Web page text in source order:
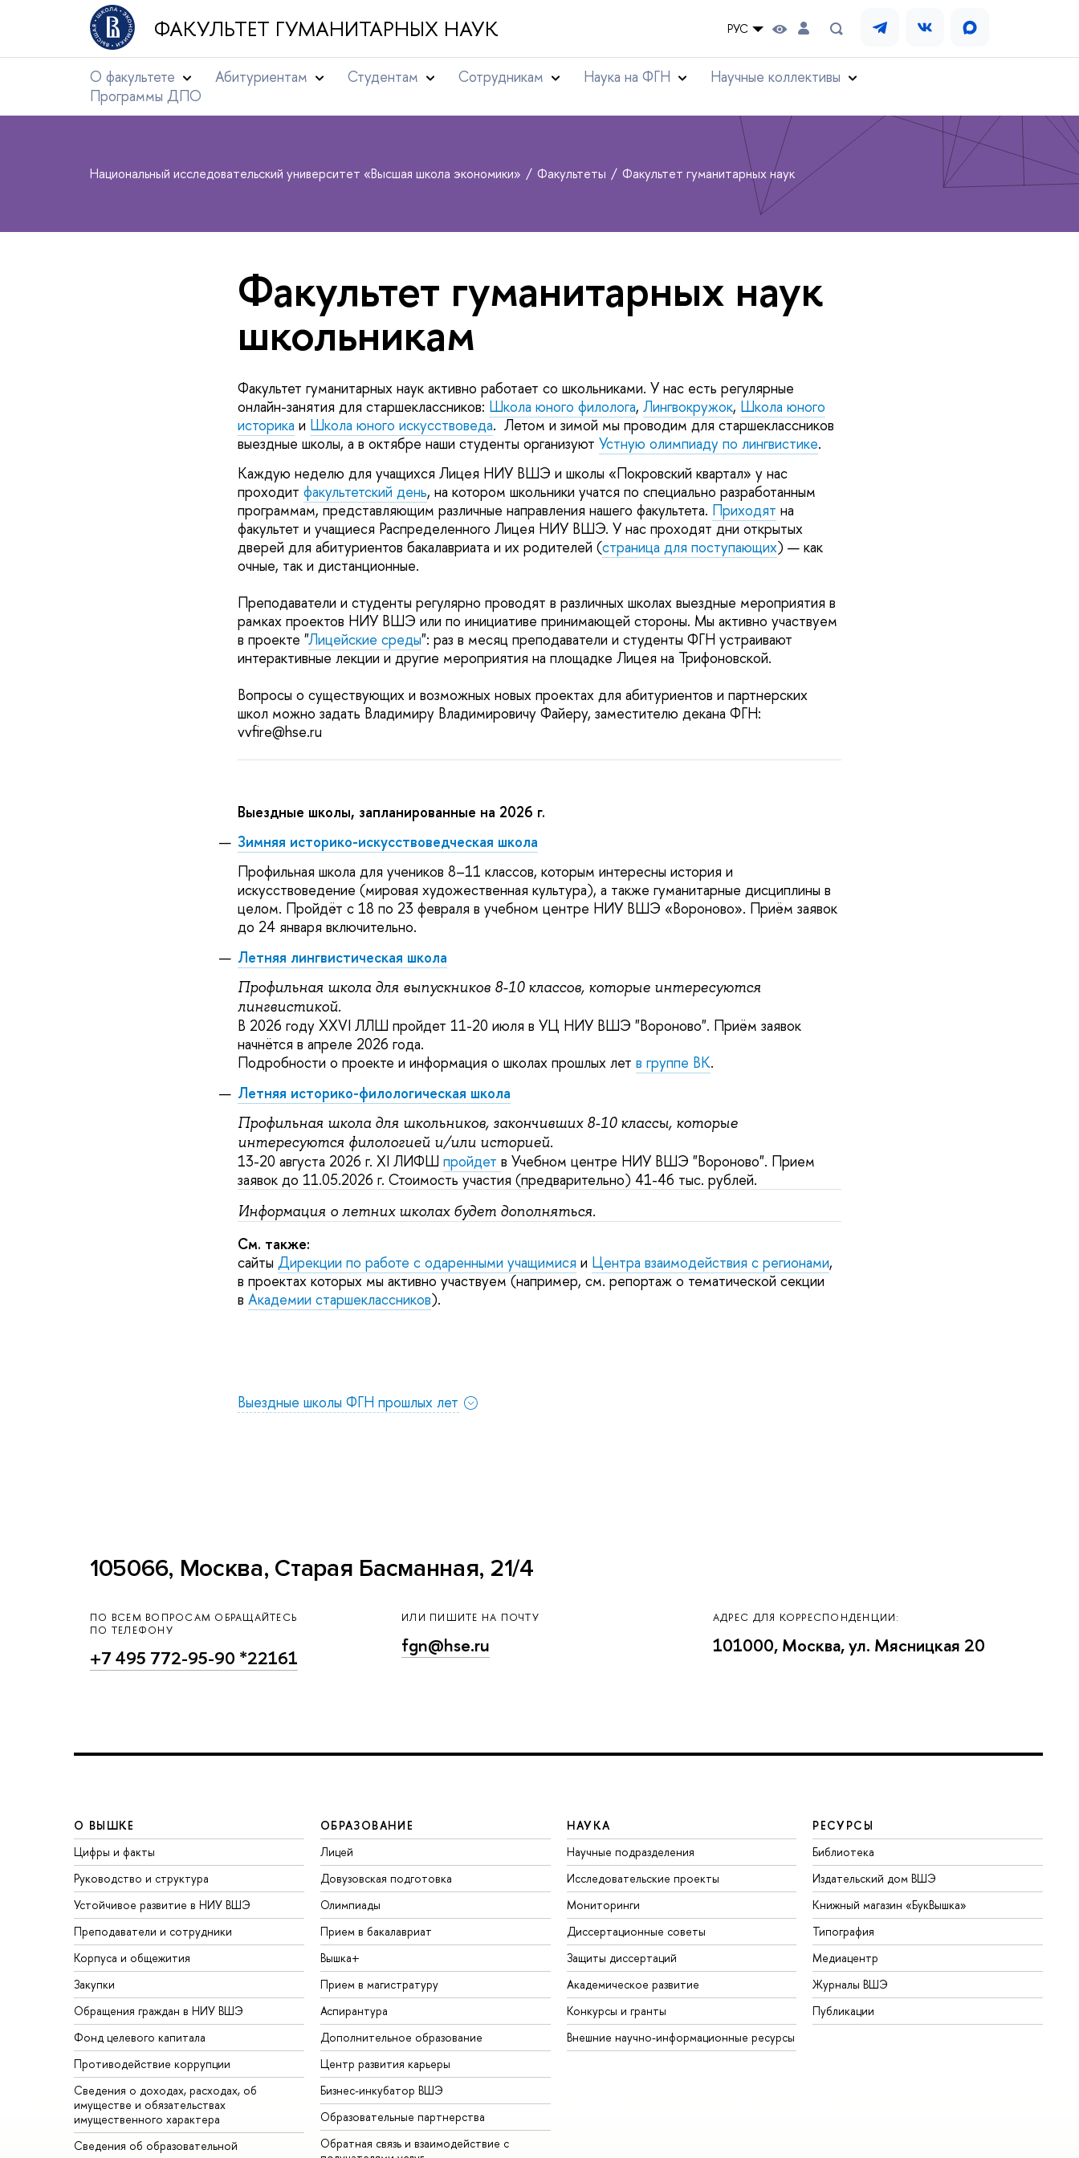
ФАКУЛЬТЕТ ГУМАНИТАРНЫХ НАУК РУС
О факультете Абитуриентам Студентам Сотрудникам Наука на ФГН
Научные коллективы
Программы ДПО
Национальный исследовательский университет «Высшая школа экономики» Факультеты Факультет гуманитарных наук
Факультет гуманитарных наук
школьникам
Факультет гуманитарных наук активно работает со школьниками. У нас есть регулярные
онлайн-занятия для старшеклассников: Школа юного филолога, Лингвокружок, Школа юного
историка и Школа юного искусствоведа. Летом и зимой мы проводим для старшеклассников
выездные школы, а в октябре наши студенты организуют Устную олимпиаду по лингвистике.
Каждую неделю для учащихся Лицея НИУ ВШЭ и школы «Покровский квартал» у нас
проходит факультетский день, на котором школьники учатся по специально разработанным
программам, представляющим различные направления нашего факультета. Приходят на
факультет и учащиеся Распределенного Лицея НИУ ВШЭ. У нас проходят дни открытых
дверей для абитуриентов бакалавриата и их родителей (страница для поступающих) — как
очные, так и дистанционные.
Преподаватели и студенты регулярно проводят в различных школах выездные мероприятия в
рамках проектов НИУ ВШЭ или по инициативе принимающей стороны. Мы активно участвуем
в проекте "Лицейские среды": раз в месяц преподаватели и студенты ФГН устраивают
интерактивные лекции и другие мероприятия на площадке Лицея на Трифоновской.
Вопросы о существующих и возможных новых проектах для абитуриентов и партнерских
школ можно задать Владимиру Владимировичу Файеру, заместителю декана ФГН:
vvfire@hse.ru
Выездные школы, запланированные на 2026 г.
Зимняя историко-искусствоведческая школа
Профильная школа для учеников 8–11 классов, которым интересны история и
искусствоведение (мировая художественная культура), а также гуманитарные дисциплины в
целом. Пройдёт с 18 по 23 февраля в учебном центре НИУ ВШЭ «Вороново». Приём заявок
до 24 января включительно.
Летняя лингвистическая школа
Профильная школа для выпускников 8-10 классов, которые интересуются
лингвистикой.
В 2026 году XXVI ЛЛШ пройдет 11-20 июля в УЦ НИУ ВШЭ "Вороново". Приём заявок
начнётся в апреле 2026 года.
Подробности о проекте и информация о школах прошлых лет в группе ВК.
Летняя историко-филологическая школа
Профильная школа для школьников, закончивших 8-10 классы, которые
интересуются филологией и/или историей.
13-20 августа 2026 г. ХI ЛИФШ пройдет в Учебном центре НИУ ВШЭ "Вороново". Прием
заявок до 11.05.2026 г. Стоимость участия (предварительно) 41-46 тыс. рублей.
Информация о летних школах будет дополняться.
См. также:
сайты Дирекции по работе с одаренными учащимися и Центра взаимодействия с регионами,
в проектах которых мы активно участвуем (например, см. репортаж о тематической секции
в Академии старшеклассников).
Выездные школы ФГН прошлых лет
105066, Москва, Старая Басманная, 21/4
ПО ВСЕМ ВОПРОСАМ ОБРАЩАЙТЕСЬ
ПО ТЕЛЕФОНУ
+7 495 772-95-90 *22161
ИЛИ ПИШИТЕ НА ПОЧТУ
fgn@hse.ru
АДРЕС ДЛЯ КОРРЕСПОНДЕНЦИИ:
101000, Москва, ул. Мясницкая 20
О ВЫШКЕ
Цифры и факты
Руководство и структура
Устойчивое развитие в НИУ ВШЭ
Преподаватели и сотрудники
Корпуса и общежития
Закупки
Обращения граждан в НИУ ВШЭ
Фонд целевого капитала
Противодействие коррупции
Сведения о доходах, расходах, об
имуществе и обязательствах
имущественного характера
Сведения об образовательной
ОБРАЗОВАНИЕ
Лицей
Довузовская подготовка
Олимпиады
Прием в бакалавриат
Вышка+
Прием в магистратуру
Аспирантура
Дополнительное образование
Центр развития карьеры
Бизнес-инкубатор ВШЭ
Образовательные партнерства
Обратная связь и взаимодействие с
НАУКА
Научные подразделения
Исследовательские проекты
Мониторинги
Диссертационные советы
Защиты диссертаций
Академическое развитие
Конкурсы и гранты
Внешние научно-информационные ресурсы
РЕСУРСЫ
Библиотека
Издательский дом ВШЭ
Книжный магазин «БукВышка»
Типография
Медиацентр
Журналы ВШЭ
Публикации